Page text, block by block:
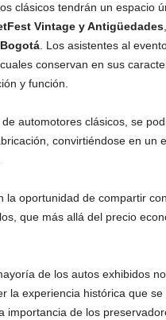
clásicos tendrán un espacio
Vintage y Antigüedades
. Los asistentes al
conservan en sus
y función.
automotores clásicos, se
convirtiéndose en un
la oportunidad de compartir
que más allá del precio
de los autos exhibidos
la experiencia histórica que
importancia de los